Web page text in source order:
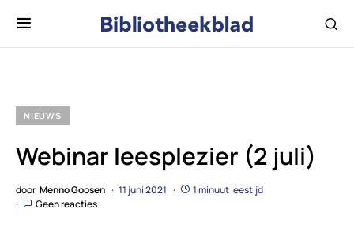
NIEUWS
Webinar leesplezier (2 juli)
door Menno Goosen 11 juni 2021
1 minuut leestijd
Geen reacties